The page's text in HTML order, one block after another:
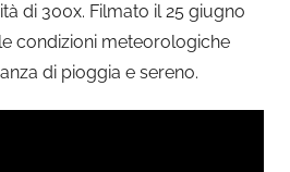
di 300x. Filmato il 25 giugno
condizioni meteorologiche
di pioggia e sereno.